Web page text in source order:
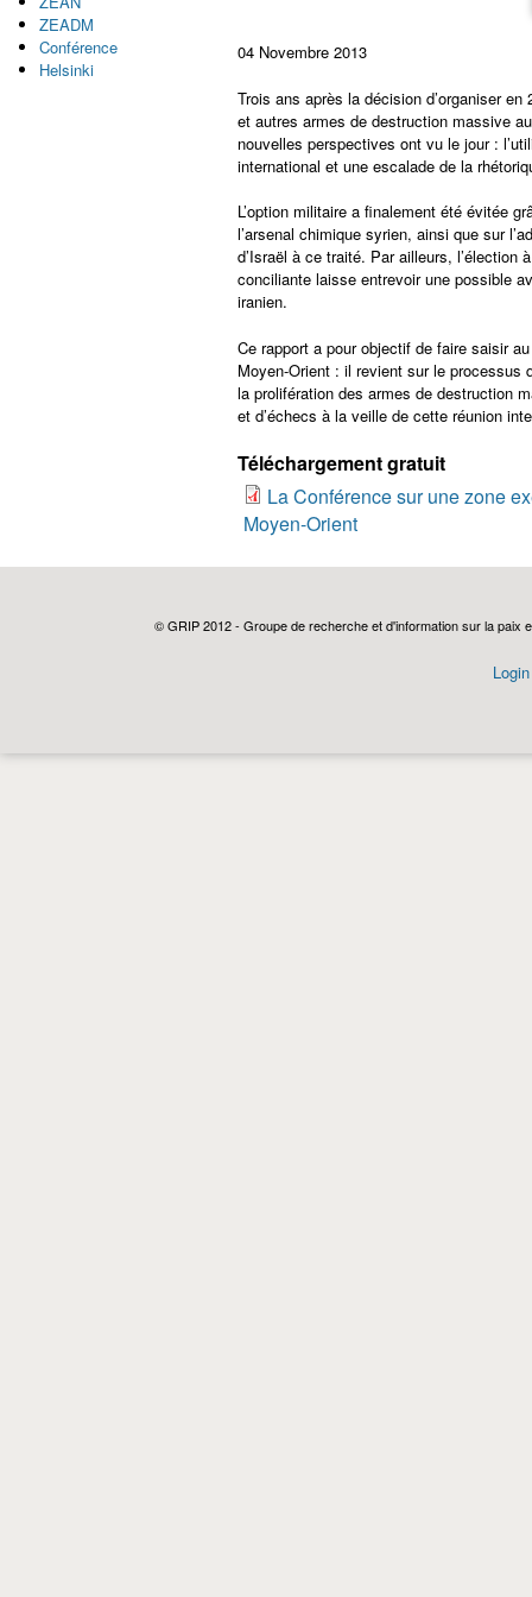
04 Novembre 2013
Trois ans après la décision d’organiser
et autres armes de destruction massive
nouvelles perspectives ont vu le jour :
international et une escalade de la
L’option militaire a finalement été évitée
l’arsenal chimique syrien, ainsi que sur
d’Israël à ce traité. Par ailleurs, l’élection
conciliante laisse entrevoir une possible
iranien.
Ce rapport a pour objectif de faire saisir
Moyen-Orient : il revient sur le processus
la prolifération des armes de destruction
et d’échecs à la veille de cette réunion
Téléchargement gratuit
La Conférence sur une zone
Moyen-Orient
ZEADM
Conférence
Helsinki
© GRIP 2012 - Groupe de recherche et d'information sur la paix
Login